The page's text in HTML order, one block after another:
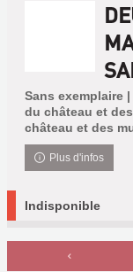
Sans exemplaire
du château et
château et des
Plus d'infos
Indisponible